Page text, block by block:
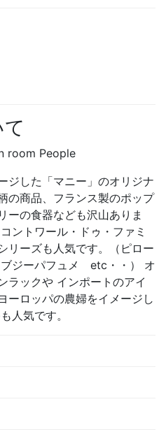
room People
ジした「マニー」のオリジナ
の商品、フランス製のポップ
ーの食器なども沢山ありま
ントワール・ドゥ・ファミ
リーズも人気です。（ピロー
ブジーパフュメ etc・・） オ
ラックや インポートのアイ
ーロッパの農婦をイメージし
人気です。